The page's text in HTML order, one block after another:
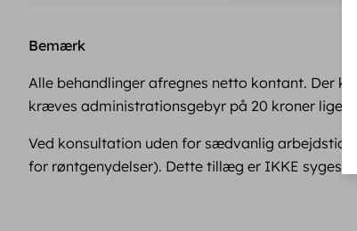
Bemærk
Alle behandlinger afregnes netto kontant. Der
kræves administrationsgebyr på 20 kroner
Ved konsultation uden for sædvanlig
for røntgenydelser). Dette tillæg er IKKE